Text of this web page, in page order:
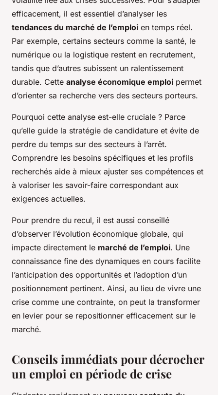
efficacement, il est essentiel d’analyser les
tendances du marché de l’emploi en temps réel.
Par exemple, certains secteurs comme la santé, le
numérique ou la logistique restent en recrutement,
tandis que d’autres subissent un ralentissement
durable. Cette analyse économique emploi permet
d’orienter sa recherche vers des secteurs porteurs.
Pourquoi cette analyse est-elle cruciale ? Parce
qu’elle guide la stratégie de candidature et évite de
perdre du temps sur des secteurs à l’arrêt.
Comprendre les besoins spécifiques et les profils
recherchés aide à mieux ajuster ses compétences et
à valoriser les savoir-faire correspondant aux
exigences actuelles.
Pour prendre du recul, il est aussi conseillé
d’observer l’évolution économique globale, qui
impacte directement le marché de l’emploi. Une
connaissance fine des dynamiques en cours facilite
l’anticipation des opportunités et l’adoption d’un
positionnement pertinent. Ainsi, au lieu de vivre une
crise comme une contrainte, on peut la transformer
en levier pour se repositionner efficacement sur le
marché.
Conseils immédiats pour décrocher
un emploi en période de crise